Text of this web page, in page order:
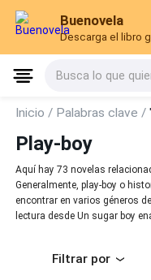
Buenovela
Descarga el libro
Busca lo que
Inicio / Palabras clave /
Play-boy
Aquí hay 73 novelas
Generalmente, play-boy o
encontrar en varios géneros
lectura desde Un sugar boy
Filtrar por